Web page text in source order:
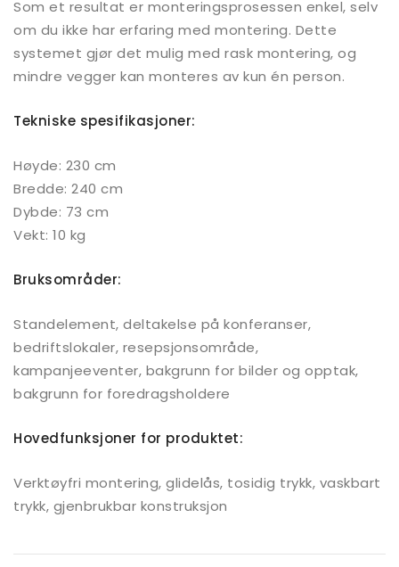
Som et resultat er monteringsprosessen enkel, selv
om du ikke har erfaring med montering. Dette
systemet gjør det mulig med rask montering, og
mindre vegger kan monteres av kun én person.
Tekniske spesifikasjoner:
Høyde: 230 cm
Bredde: 240 cm
Dybde: 73 cm
Vekt: 10 kg
Bruksområder:
Standelement, deltakelse på konferanser,
bedriftslokaler, resepsjonsområde,
kampanjeeventer, bakgrunn for bilder og opptak,
bakgrunn for foredragsholdere
Hovedfunksjoner for produktet:
Verktøyfri montering, glidelås, tosidig trykk, vaskbart
trykk, gjenbrukbar konstruksjon